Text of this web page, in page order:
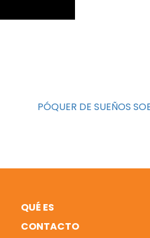
PÓQUER DE SUEÑOS
QUÉ ES
CONTACTO